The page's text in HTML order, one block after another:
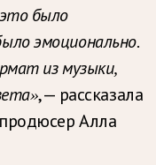
было
эмоционально.
из музыки,
, — рассказала
Алла